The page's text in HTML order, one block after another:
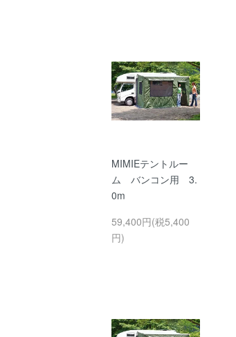
MIMIEテントルー
ム バンコン用 3.
0m
59,400円(税5,400
円)